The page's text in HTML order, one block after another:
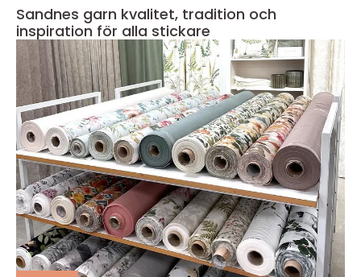
Sandnes garn kvalitet, tradition och
inspiration för alla stickare